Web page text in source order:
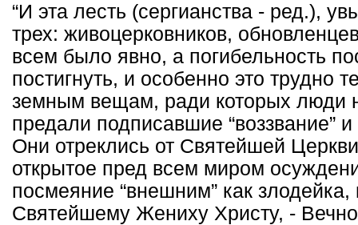
“И эта лесть (сергианства - ред.),
трех: живоцерковников,
всем было явно, а погибельность
постигнуть, и особенно это трудно
земным вещам, ради которых люди
предали подписавшие “воззвание”
Они отреклись от Святейшей
открытое пред всем миром
посмеяние “внешним” как
Святейшему Жениху Христу, -